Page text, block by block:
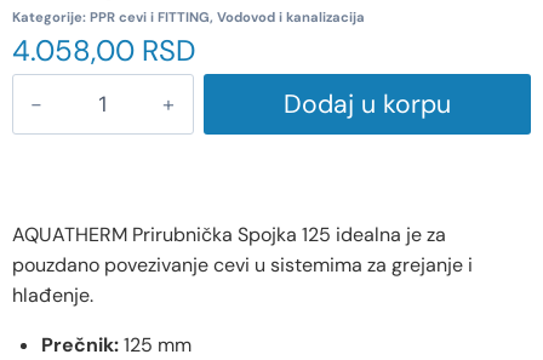
Kategorije: PPR cevi i FITTING, Vodovod i kanalizacija
4.058,00 RSD
Dodaj u korpu
AQUATHERM Prirubnička Spojka 125 idealna je za
pouzdano povezivanje cevi u sistemima za grejanje i
hlađenje.
Prečnik:125 mm